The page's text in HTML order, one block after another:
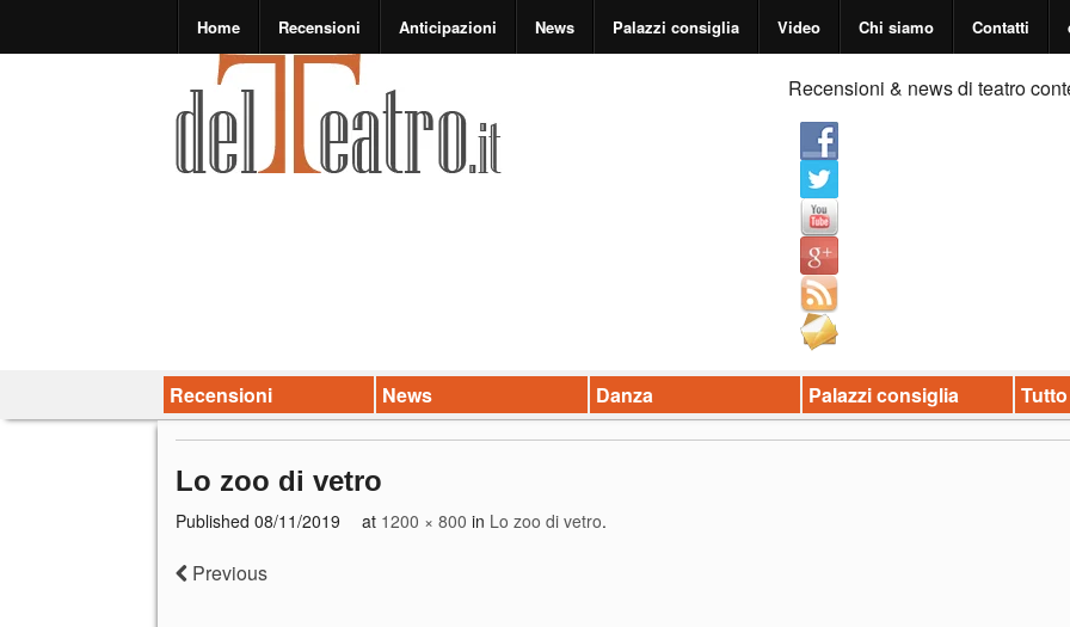
Home Recensioni Anticipazioni News Palazzi consiglia Video Chi siamo Contatti
Recensioni & news di teatro
Recensioni News Danza Palazzi consiglia
Lo zoo di vetro
Published 08/11/2019 at 1200 × 800 in Lo zoo di vetro.
Previous